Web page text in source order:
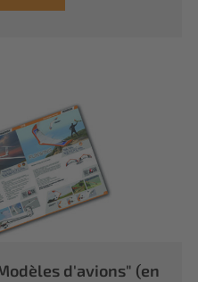
d'avions" (en